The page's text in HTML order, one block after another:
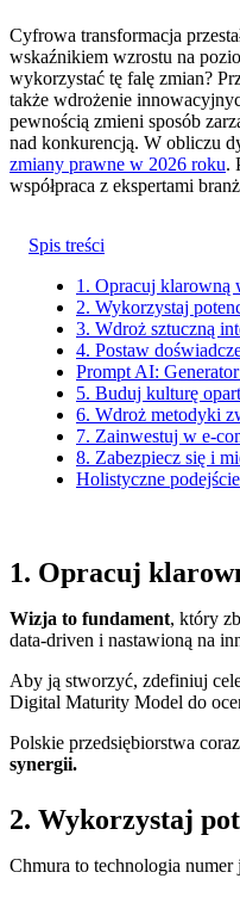
Cyfrowa transformacja
wskaźnikiem wzrostu na
wykorzystać tę falę zmian?
także wdrożenie
pewnością zmieni sposób
nad konkurencją. W obliczu
zmiany prawne w 2026 roku.
współpraca z ekspertami
Spis treści
1. Opracuj klarowną
2. Wykorzystaj
3. Wdroż sztuczną
4. Postaw
Prompt AI:
5. Buduj kulturę
6. Wdroż metodyki
7. Zainwestuj w e-
8. Zabezpiecz się i
Holistyczne
1. Opracuj
Wizja to fundament, który
data-driven i nastawioną na
Aby ją stworzyć, zdefiniuj
Digital Maturity Model do
Polskie przedsiębiorstwa
synergii.
2. Wykorzystaj
Chmura to technologia numer